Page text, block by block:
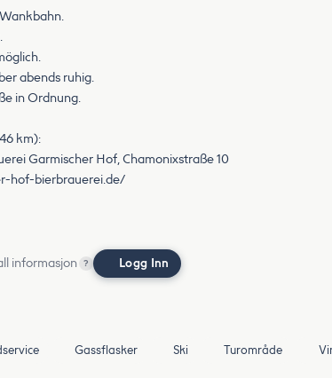
abends ruhig.
in Ordnung.
km):
Garmischer Hof, Chamonixstraße 10
hof-bierbrauerei.de/
informasjon ? Logg Inn
Gassflasker Ski Turområde